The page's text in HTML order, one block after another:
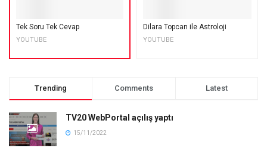
Tek Soru Tek Cevap
YOUTUBE
Dilara Topcan ile Astroloji
YOUTUBE
Trending Comments Latest
TV20 WebPortal açılış yaptı
15/11/2022